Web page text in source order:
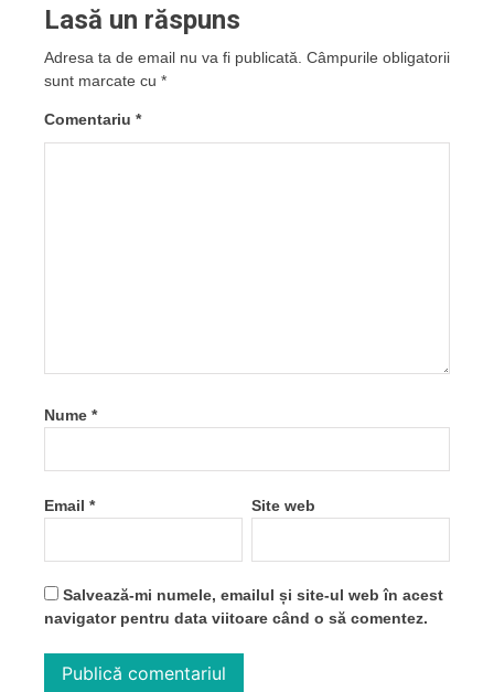
Lasă un răspuns
Adresa ta de email nu va fi publicată. Câmpurile obligatorii
sunt marcate cu *
Comentariu *
Nume *
Email * Site web
Salvează-mi numele, emailul și site-ul web în acest
navigator pentru data viitoare când o să comentez.